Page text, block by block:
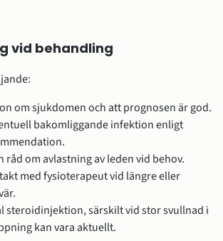
vid behandling
om sjukdomen och att prognosen är god.
bakomliggande infektion enligt
råd om avlastning av leden vid behov.
med fysioterapeut vid längre eller
steroidinjektion, särskilt vid stor svullnad i
kan vara aktuellt.